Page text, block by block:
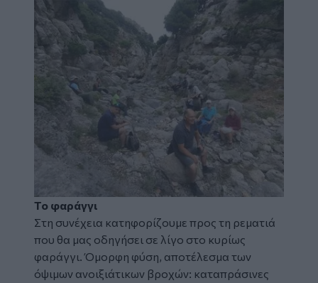
Image
Το φαράγγι
Στη συνέχεια κατηφορίζουμε προς τη ρεματιά
που θα μας οδηγήσει σε λίγο στο κυρίως
φαράγγι. Όμορφη φύση, αποτέλεσμα των
όψιμων ανοιξιάτικων βροχών: καταπράσινες